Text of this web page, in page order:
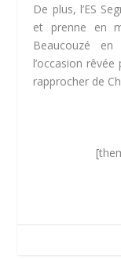
De plus, l’ES
et prenne en
Beaucouzé
l’occasion
rapprocher de